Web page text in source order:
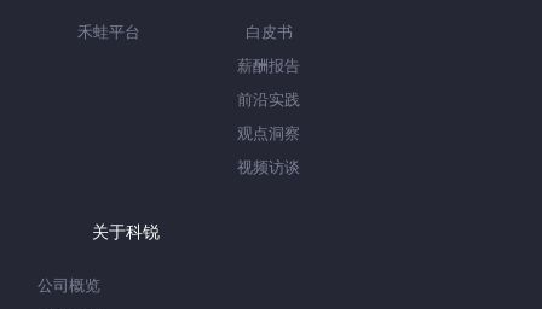
禾蛙平台
白皮书
薪酬报告
前沿实践
观点洞察
视频访谈
关于科锐
公司概览